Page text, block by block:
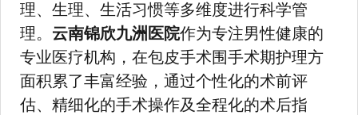
理、生理、生活习惯等多维度进行科学管
理。 云南锦欣九洲医院作为专注男性健康的
专业医疗机构，在包皮手术围手术期护理方
面积累了丰富经验，通过个性化的术前评
估、精细化的手术操作及全程化的术后指